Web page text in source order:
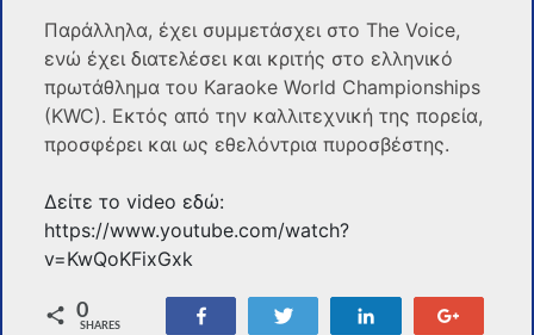
Παράλληλα, έχει συμμετάσχει στο The Voice,
ενώ έχει διατελέσει και κριτής στο ελληνικό
πρωτάθλημα του Karaoke World Championships
(KWC). Εκτός από την καλλιτεχνική της πορεία,
προσφέρει και ως εθελόντρια πυροσβέστης.
Δείτε το video εδώ:
https://www.youtube.com/watch?
v=KwQoKFixGxk
0
SHARES